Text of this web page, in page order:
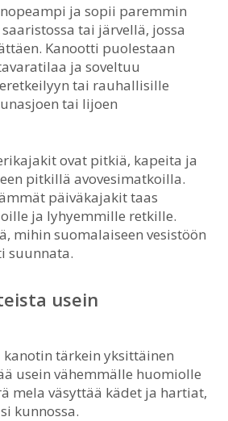
ja sopii paremmin
tai järvellä, jossa
Kanootti puolestaan
ja soveltuu
tai rauhallisille
tai Iijoen
ovat pitkiä, kapeita ja
pitkillä avovesimatkoilla.
päiväkajakit taas
ja lyhyemmille retkille.
mihin suomalaiseen vesistöön
suunnata.
usein
tärkein yksittäinen
usein vähemmälle huomiolle
mela väsyttää kädet ja hartiat,
kunnossa.